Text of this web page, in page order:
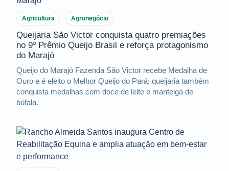
Agricultura Agronegócio
Queijaria São Victor conquista quatro premiações
no 9º Prêmio Queijo Brasil e reforça protagonismo
do Marajó
Queijo do Marajó Fazenda São Victor recebe Medalha de
Ouro e é eleito o Melhor Queijo do Pará; queijaria também
conquista medalhas com doce de leite e manteiga de
búfala.